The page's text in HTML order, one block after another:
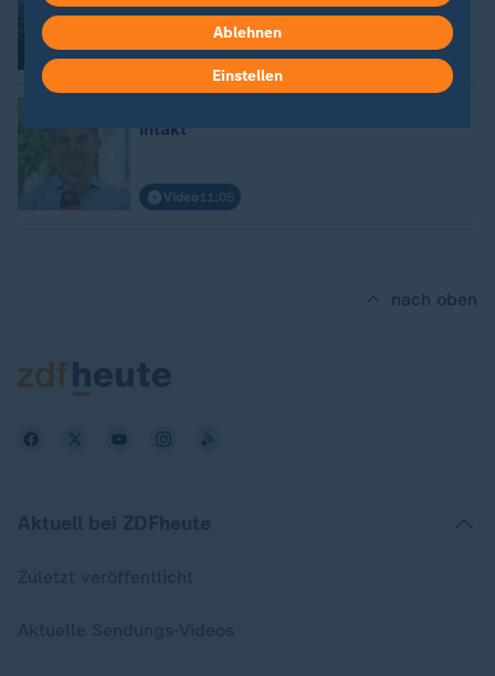
Video12:20
intakt"
Video 11:05
nach oben
Ablehnen
Einstellen